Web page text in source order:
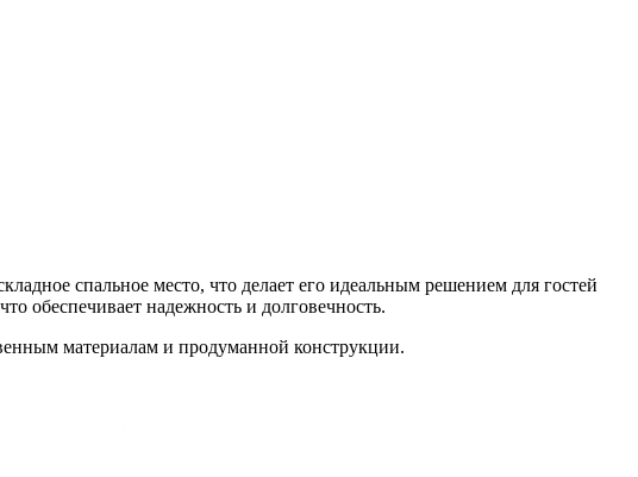
спальное место, что делает его идеальным решением для гостей
обеспечивает надежность и долговечность.
материалам и продуманной конструкции.